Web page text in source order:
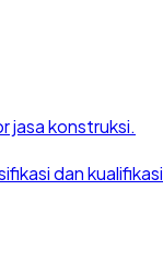
jasa konstruksi.
dan kualifikasi